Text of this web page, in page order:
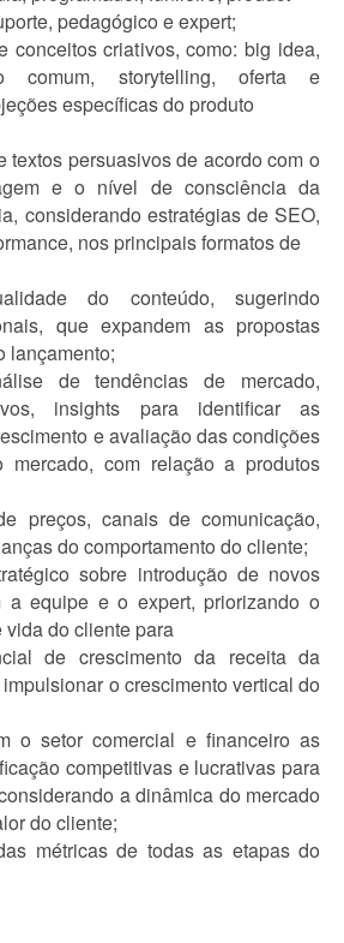
pedagógico e expert;
conceitos criativos, como: big idea,
comum, storytelling, oferta e
específicas do produto
textos persuasivos de acordo com o
e o nível de consciência da
considerando estratégias de SEO,
nos principais formatos de
do conteúdo, sugerindo
que expandem as propostas
lançamento;
de tendências de mercado,
insights para identificar as
e avaliação das condições
com relação a produtos
preços, canais de comunicação,
do comportamento do cliente;
sobre introdução de novos
a equipe e o expert, priorizando o
do cliente para
de crescimento da receita da
o crescimento vertical do
o setor comercial e financeiro as
competitivas e lucrativas para
a dinâmica do mercado
do cliente;
métricas de todas as etapas do